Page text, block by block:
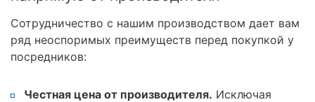
Сотрудничество с нашим производством дает вам
ряд неоспоримых преимуществ перед покупкой у
посредников:
Честная цена от производителя. Исключая